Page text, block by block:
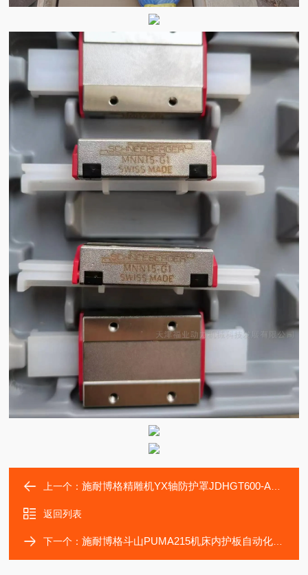
上一个：施耐博格精雕机YX轴防护罩JDHGT600-A13S原材料滑块
返回列表
下一个：施耐博格斗山PUMA215机床内护板自动化传动部件滑块